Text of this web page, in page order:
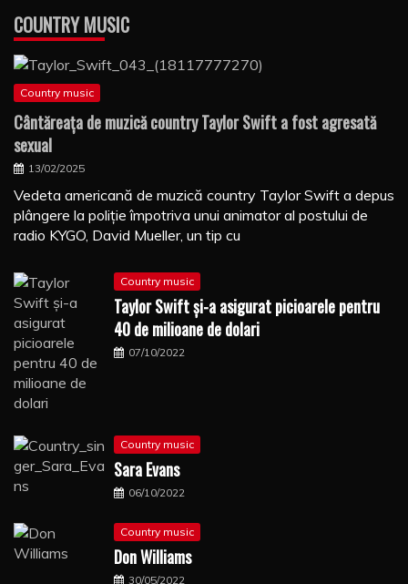
COUNTRY MUSIC
Country music
Cântăreaţa de muzică country Taylor Swift a fost agresată
sexual
13/02/2025
Vedeta americană de muzică country Taylor Swift a depus
plângere la poliţie împotriva unui animator al postului de
radio KYGO, David Mueller, un tip cu
Country music
Taylor Swift şi-a asigurat picioarele pentru
40 de milioane de dolari
07/10/2022
Country music
Sara Evans
06/10/2022
Country music
Don Williams
30/05/2022